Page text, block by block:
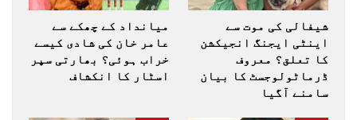
شیفالی کی موت سے
اینٹی ایجنگ انجیکشن
کا تعلق؟ معروف
ڈرماٹولوجسٹ کا بیان
سامنے آگیا
میانداد کے چھکے سے
عامر خان کی شادی کیسے
خراب ہوئی؟ بھارتی سپر
اسٹار کا انکشاف